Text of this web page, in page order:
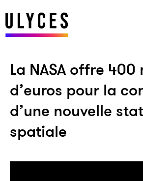
La NASA offre
d’euros pour la
d’une nouvelle
spatiale